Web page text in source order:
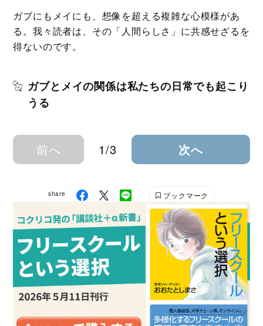
ガブにもメイにも、想像を超える複雑な心模様があ
る。我々読者は、その「人間らしさ」に共感せざるを
得ないのです。
ガブとメイの関係は私たちの日常でも起こり
うる
前へ 1/3 次へ
share ブックマーク